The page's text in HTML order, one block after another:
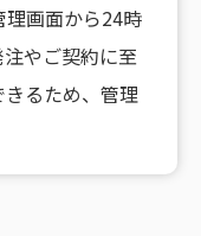
画面から24時
やご契約に至
るため、管理